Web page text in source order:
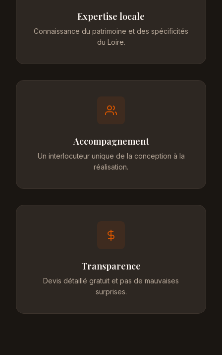
Expertise locale
Connaissance du patrimoine et des spécificités
du Loire.
Accompagnement
Un interlocuteur unique de la conception à la
réalisation.
Transparence
Devis détaillé gratuit et pas de mauvaises
surprises.